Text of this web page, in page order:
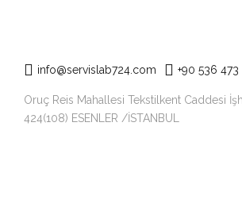
info@servislab724.com +90 536 473
Oruç Reis Mahallesi Tekstilkent Caddesi
424(108) ESENLER /İSTANBUL